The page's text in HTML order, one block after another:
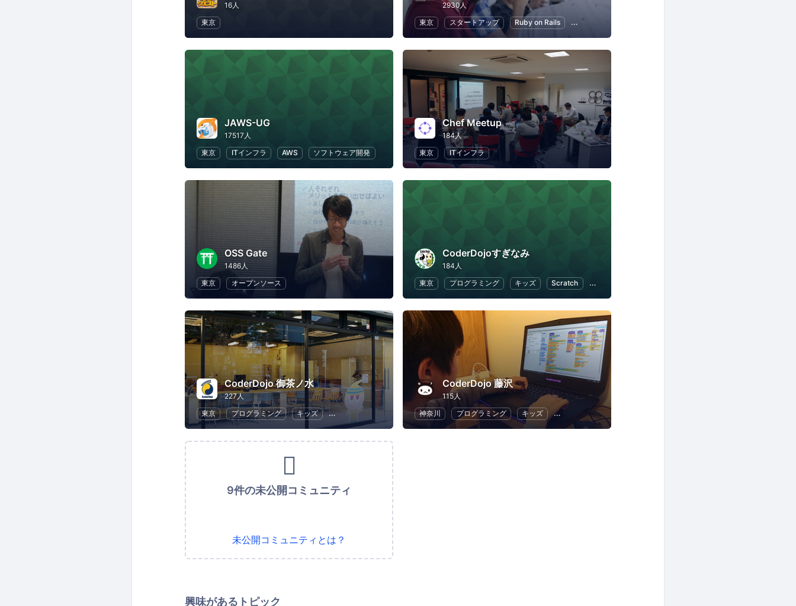
16人
東京
2930人
東京
スタートアップ Ruby on Rails Git
JAWS-UG
17517人
東京
ITインフラ AWS ソフトウェア開発
Chef Meetup
184人
東京
ITインフラ
OSS Gate
1486人
東京
オープンソース
CoderDojoすぎなみ
184人
東京
プログラミング キッズ Scratch 子育て
CoderDojo 御茶ノ水
227人
東京
プログラミング キッズ 子供向けプログラミング
CoderDojo 藤沢
115人
神奈川
プログラミング キッズ Scratch オープンソース
9件の未公開コミュニティ
未公開コミュニティとは？
興味があるトピック